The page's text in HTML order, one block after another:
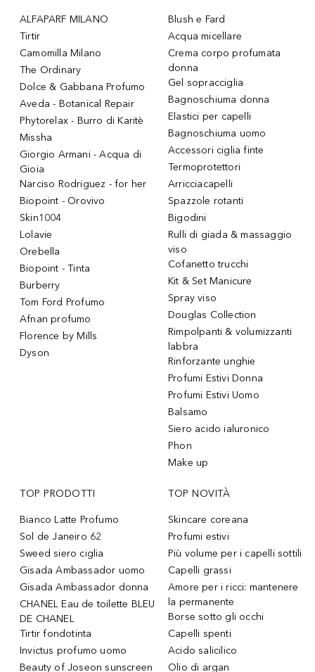
ALFAPARF MILANO
Tirtir
Camomilla Milano
The Ordinary
Dolce & Gabbana Profumo
Aveda - Botanical Repair
Phytorelax - Burro di Karitè
Missha
Giorgio Armani - Acqua di
Gioia
Narciso Rodriguez - for her
Biopoint - Orovivo
Skin1004
Lolavie
Orebella
Biopoint - Tinta
Burberry
Tom Ford Profumo
Afnan profumo
Florence by Mills
Dyson
Blush e Fard
Acqua micellare
Crema corpo profumata
donna
Gel sopracciglia
Bagnoschiuma donna
Elastici per capelli
Bagnoschiuma uomo
Accessori ciglia finte
Termoprotettori
Arricciacapelli
Spazzole rotanti
Bigodini
Rulli di giada & massaggio
viso
Cofanetto trucchi
Kit & Set Manicure
Spray viso
Douglas Collection
Rimpolpanti & volumizzanti
labbra
Rinforzante unghie
Profumi Estivi Donna
Profumi Estivi Uomo
Balsamo
Siero acido ialuronico
Phon
Make up
TOP PRODOTTI
Bianco Latte Profumo
Sol de Janeiro 62
Sweed siero ciglia
Gisada Ambassador uomo
Gisada Ambassador donna
CHANEL Eau de toilette BLEU
DE CHANEL
Tirtir fondotinta
Invictus profumo uomo
Beauty of Joseon sunscreen
TOP NOVITÀ
Skincare coreana
Profumi estivi
Più volume per i capelli sottili
Capelli grassi
Amore per i ricci: mantenere
la permanente
Borse sotto gli occhi
Capelli spenti
Acido salicilico
Olio di argan